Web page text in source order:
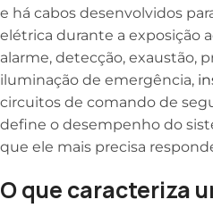
e há cabos desenvolvidos
elétrica durante a exposição
alarme, detecção, exaustão,
iluminação de emergência,
circuitos de comando de
define o desempenho do
que ele mais precisa
O que caracteriza